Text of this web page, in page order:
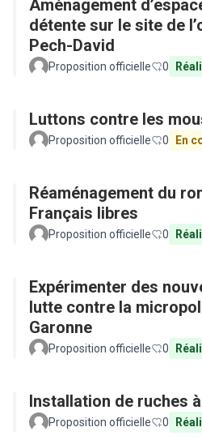
Aménagement
détente sur le site de
Pech-David
Proposition officielle 0
Luttons contre les
Proposition officielle 0 En
Réaménagement du
Français libres
Proposition officielle 0
Expérimenter des
lutte contre la
Garonne
Proposition officielle 0
Installation de ruches
Proposition officielle 0